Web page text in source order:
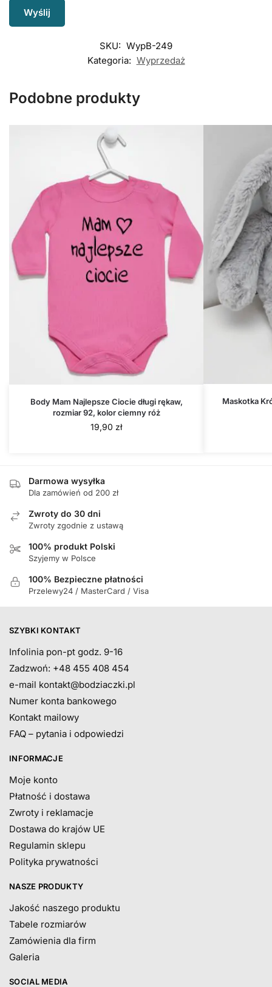
SKU: WypB-249
Kategoria: Wyprzedaż
Podobne produkty
Body Mam Najlepsze Ciocie długi rękaw,
rozmiar 92, kolor ciemny róż
19,90 zł
Maskotka
Darmowa wysyłka
Dla zamówień od 200 zł
Zwroty do 30 dni
Zwroty zgodnie z ustawą
100% produkt Polski
Szyjemy w Polsce
100% Bezpieczne płatności
Przelewy24 / MasterCard / Visa
SZYBKI KONTAKT
Infolinia pon-pt godz. 9-16
Zadzwoń: +48 455 408 454
e-mail kontakt@bodziaczki.pl
Numer konta bankowego
Kontakt mailowy
FAQ – pytania i odpowiedzi
INFORMACJE
Moje konto
Płatność i dostawa
Zwroty i reklamacje
Dostawa do krajów UE
Regulamin sklepu
Polityka prywatności
NASZE PRODUKTY
Jakość naszego produktu
Tabele rozmiarów
Zamówienia dla firm
Galeria
SOCIAL MEDIA